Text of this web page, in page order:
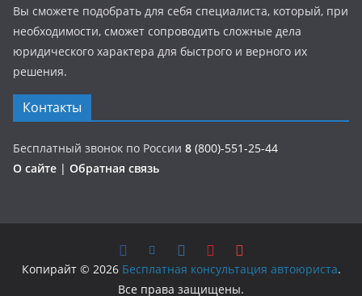
Вы сможете подобрать для себя специалиста, который, при
необходимости, сможет сопроводить сложные дела
юридического характера для быстрого и верного их
решения.
Контакты
Бесплатный звонок по России 8 (800)-551-25-44
О сайте | Обратная связь
Копирайт © 2026 Бесплатная консультация автоюриста.
Все права защищены.